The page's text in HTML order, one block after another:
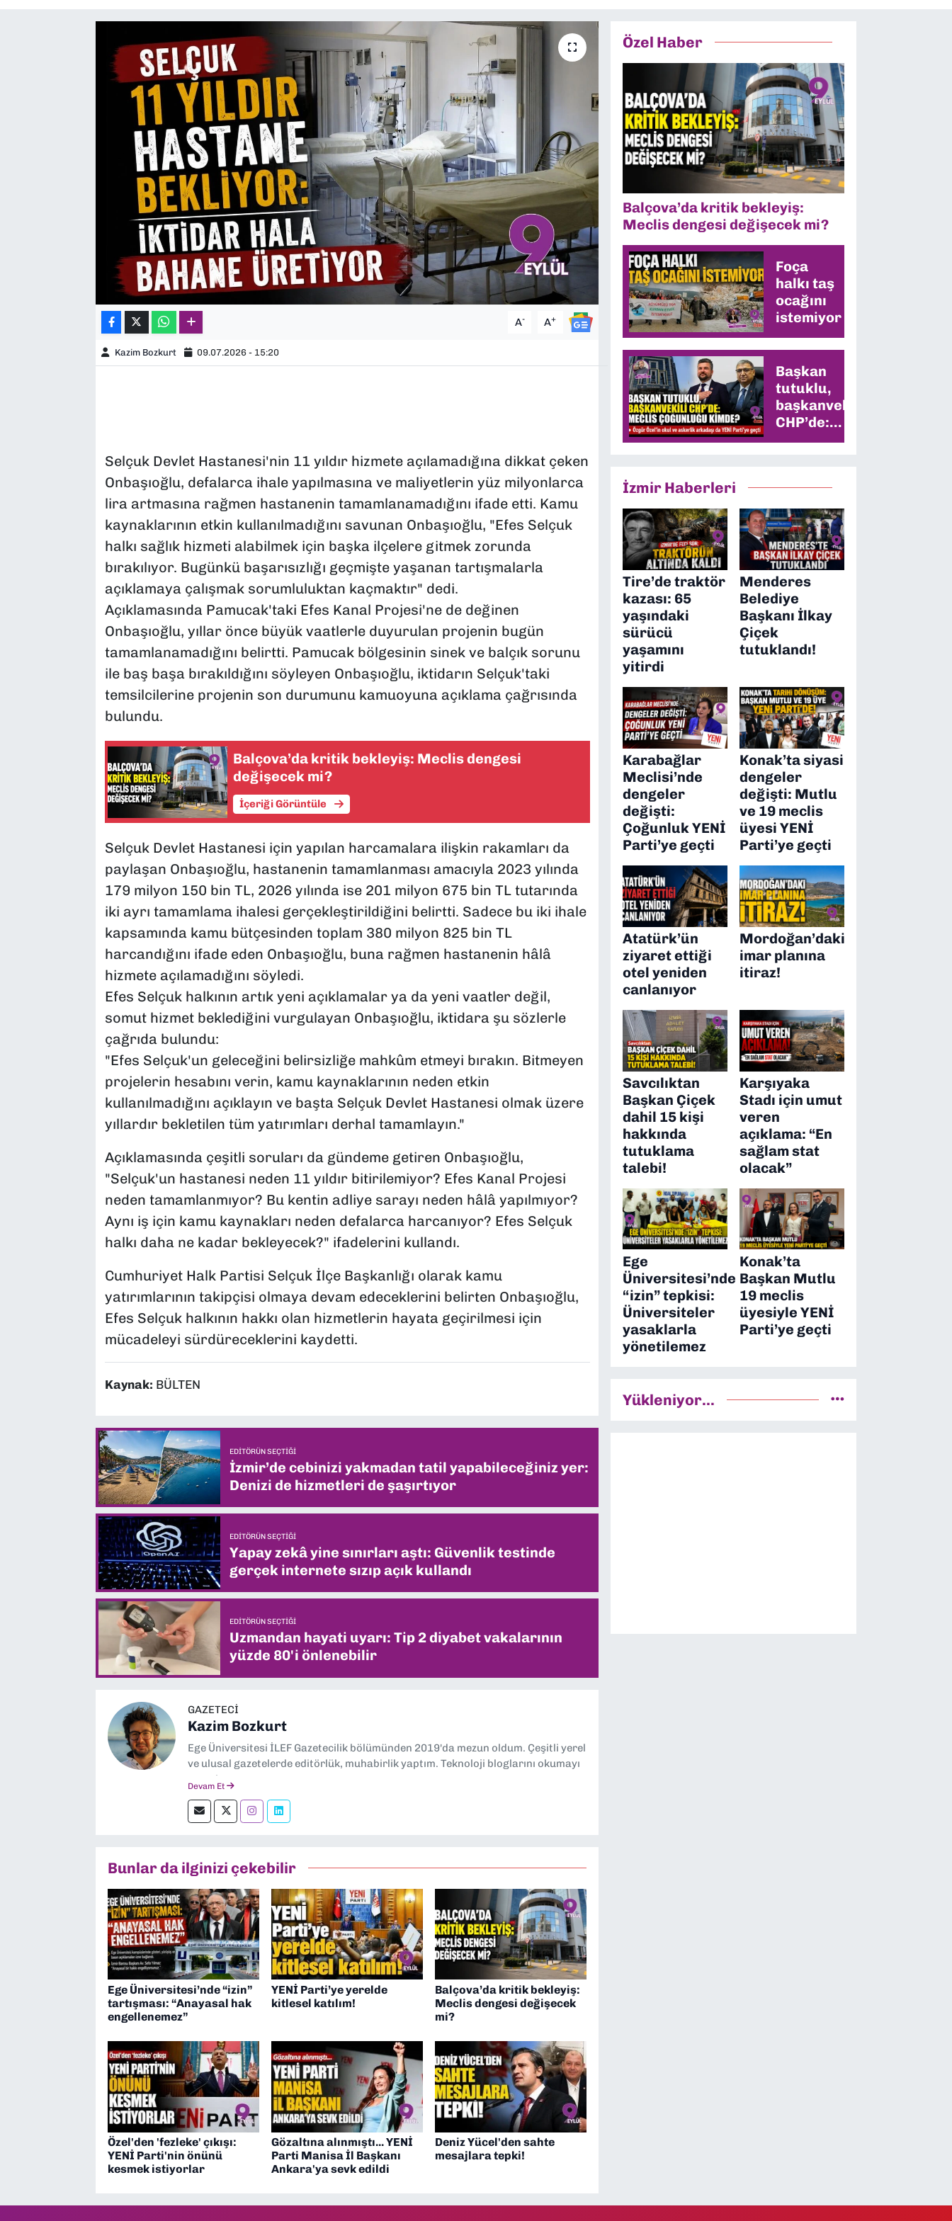
A- A+
Kazim Bozkurt 09.07.2026 - 15:20
Selçuk Devlet Hastanesi'nin 11 yıldır hizmete açılamadığına dikkat çeken
Onbaşıoğlu, defalarca ihale yapılmasına ve maliyetlerin yüz milyonlarca
lira artmasına rağmen hastanenin tamamlanamadığını ifade etti. Kamu
kaynaklarının etkin kullanılmadığını savunan Onbaşıoğlu, "Efes Selçuk
halkı sağlık hizmeti alabilmek için başka ilçelere gitmek zorunda
bırakılıyor. Bugünkü başarısızlığı geçmişte yaşanan tartışmalarla
açıklamaya çalışmak sorumluluktan kaçmaktır" dedi.
Açıklamasında Pamucak'taki Efes Kanal Projesi'ne de değinen
Onbaşıoğlu, yıllar önce büyük vaatlerle duyurulan projenin bugün
tamamlanamadığını belirtti. Pamucak bölgesinin sinek ve balçık sorunu
ile baş başa bırakıldığını söyleyen Onbaşıoğlu, iktidarın Selçuk'taki
temsilcilerine projenin son durumunu kamuoyuna açıklama çağrısında
bulundu.
Balçova’da kritik bekleyiş: Meclis dengesi
değişecek mi?
İçeriği Görüntüle
Selçuk Devlet Hastanesi için yapılan harcamalara ilişkin rakamları da
paylaşan Onbaşıoğlu, hastanenin tamamlanması amacıyla 2023 yılında
179 milyon 150 bin TL, 2026 yılında ise 201 milyon 675 bin TL tutarında
iki ayrı tamamlama ihalesi gerçekleştirildiğini belirtti. Sadece bu iki ihale
kapsamında kamu bütçesinden toplam 380 milyon 825 bin TL
harcandığını ifade eden Onbaşıoğlu, buna rağmen hastanenin hâlâ
hizmete açılamadığını söyledi.
Efes Selçuk halkının artık yeni açıklamalar ya da yeni vaatler değil,
somut hizmet beklediğini vurgulayan Onbaşıoğlu, iktidara şu sözlerle
çağrıda bulundu:
"Efes Selçuk'un geleceğini belirsizliğe mahkûm etmeyi bırakın. Bitmeyen
projelerin hesabını verin, kamu kaynaklarının neden etkin
kullanılmadığını açıklayın ve başta Selçuk Devlet Hastanesi olmak üzere
yıllardır bekletilen tüm yatırımları derhal tamamlayın."
Açıklamasında çeşitli soruları da gündeme getiren Onbaşıoğlu,
"Selçuk'un hastanesi neden 11 yıldır bitirilemiyor? Efes Kanal Projesi
neden tamamlanmıyor? Bu kentin adliye sarayı neden hâlâ yapılmıyor?
Aynı iş için kamu kaynakları neden defalarca harcanıyor? Efes Selçuk
halkı daha ne kadar bekleyecek?" ifadelerini kullandı.
Cumhuriyet Halk Partisi Selçuk İlçe Başkanlığı olarak kamu
yatırımlarının takipçisi olmaya devam edeceklerini belirten Onbaşıoğlu,
Efes Selçuk halkının hakkı olan hizmetlerin hayata geçirilmesi için
mücadeleyi sürdüreceklerini kaydetti.
Kaynak: BÜLTEN
EDITÖRÜN SEÇTIĞI
İzmir’de cebinizi yakmadan tatil yapabileceğiniz yer:
Denizi de hizmetleri de şaşırtıyor
EDITÖRÜN SEÇTIĞI
Yapay zekâ yine sınırları aştı: Güvenlik testinde
gerçek internete sızıp açık kullandı
EDITÖRÜN SEÇTIĞI
Uzmandan hayati uyarı: Tip 2 diyabet vakalarının
yüzde 80'i önlenebilir
GAZETECI
Kazim Bozkurt
Ege Üniversitesi İLEF Gazetecilik bölümünden 2019'da mezun oldum. Çeşitli yerel
ve ulusal gazetelerde editörlük, muhabirlik yaptım. Teknoloji bloglarını okumayı
severim.
Devam Et
Bunlar da ilginizi çekebilir
Ege Üniversitesi’nde “izin”
tartışması: “Anayasal hak
engellenemez”
YENİ Parti’ye yerelde
kitlesel katılım!
Balçova’da kritik bekleyiş:
Meclis dengesi değişecek
mi?
Özel'den 'fezleke' çıkışı:
YENİ Parti'nin önünü
kesmek istiyorlar
Gözaltına alınmıştı... YENİ
Parti Manisa İl Başkanı
Ankara'ya sevk edildi
Deniz Yücel'den sahte
mesajlara tepki!
Özel Haber
Balçova’da kritik bekleyiş:
Meclis dengesi değişecek mi?
Foça
halkı taş
ocağını
istemiyor
Başkan
tutuklu,
başkanvekili
CHP’de:
Meclis
İzmir Haberleri
Tire’de traktör
kazası: 65
yaşındaki
sürücü
yaşamını
yitirdi
Menderes
Belediye
Başkanı İlkay
Çiçek
tutuklandı!
Karabağlar
Meclisi’nde
dengeler
değişti:
Çoğunluk YENİ
Parti’ye geçti
Konak’ta siyasi
dengeler
değişti: Mutlu
ve 19 meclis
üyesi YENİ
Parti’ye geçti
Atatürk’ün
ziyaret ettiği
otel yeniden
canlanıyor
Mordoğan’daki
imar planına
itiraz!
Savcılıktan
Başkan Çiçek
dahil 15 kişi
hakkında
tutuklama
talebi!
Karşıyaka
Stadı için umut
veren
açıklama: “En
sağlam stat
olacak”
Ege
Üniversitesi’nde
“izin” tepkisi:
Üniversiteler
yasaklarla
yönetilemez
Konak’ta
Başkan Mutlu
19 meclis
üyesiyle YENİ
Parti’ye geçti
Yükleniyor...
YEREL YÖNETİMLER